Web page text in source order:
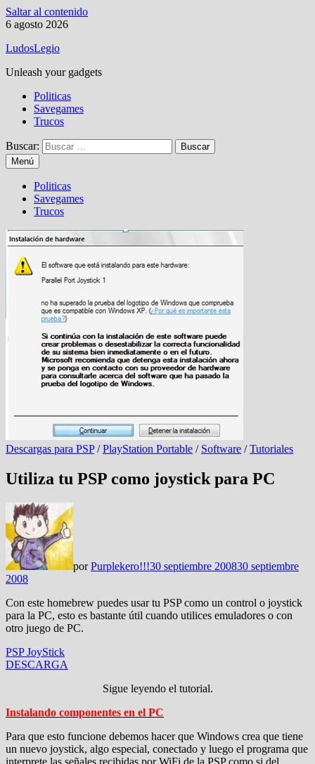
Saltar al contenido
6 agosto 2026
LudosLegio
Unleash your gadgets
Politicas
Savegames
Trucos
Buscar:
Menú
Politicas
Savegames
Trucos
Descargas para PSP/PlayStation Portable / Software /Tutoriales
Utiliza tu PSP como joystick para PC
porPurplekero!!!30 septiembre 200830 septiembre
2008
Con este homebrew puedes usar tu PSP como un control o joystick
para la PC, esto es bastante útil cuando utilices emuladores o con
otro juego de PC.
PSP JoyStick
DESCARGA
Sigue leyendo el tutorial.
Instalando componentes en el PC
Para que esto funcione debemos hacer que Windows crea que tiene
un nuevo joystick, algo especial, conectado y luego el programa que
interprete las señales recibidas por WiFi de la PSP como si del